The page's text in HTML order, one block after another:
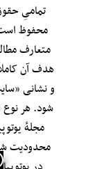
تمامیِ
محفوظ
متعارف
هدف آن
و نشانی
شود. هر نوع
مجلهٔ
محدودیت